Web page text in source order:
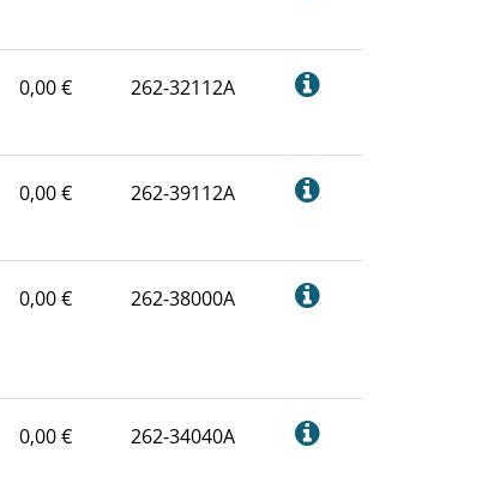
0,00 € 262-32112A
0,00 € 262-39112A
0,00 € 262-38000A
0,00 € 262-34040A